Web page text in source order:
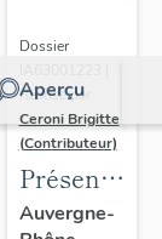
Aperçu
Dossier
Réalisé par
Ceroni Brigitte
(Contributeur)
de
Auvergne-